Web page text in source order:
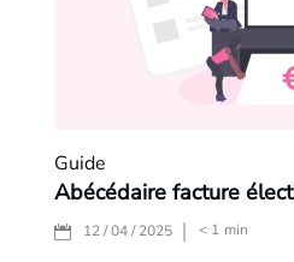
Guide
Abécédaire facture
12 / 04 / 2025 < 1 min